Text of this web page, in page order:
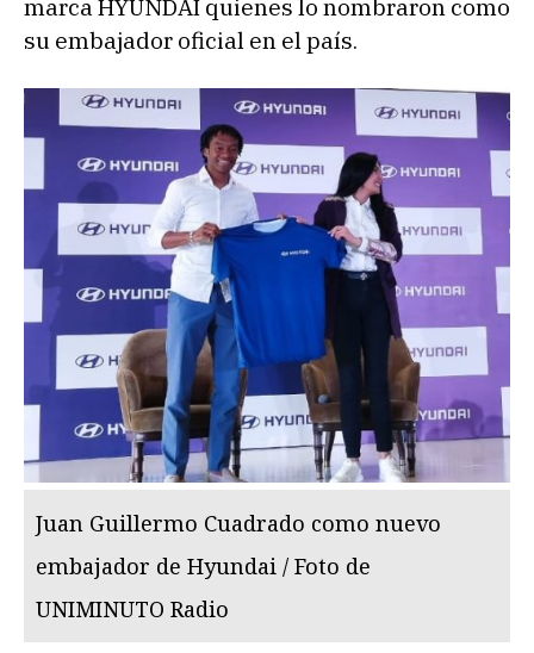
marca HYUNDAI quienes lo nombraron como
su embajador oficial en el país.
Juan Guillermo Cuadrado como nuevo
embajador de Hyundai / Foto de
UNIMINUTO Radio